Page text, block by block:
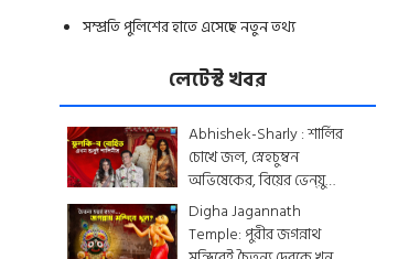
সম্প্রতি পুলিশের হাতে এসেছে নতুন তথ্য
লেটেস্ট খবর
Abhishek-Sharly : শার্লির
চোখে জল, স্নেহচুম্বন
অভিষেকের, বিয়ের ভেন্য়ু
থেকে মেনু...দেখে নিন
একঝলকে
Digha Jagannath
Temple: পুরীর জগন্নাথ